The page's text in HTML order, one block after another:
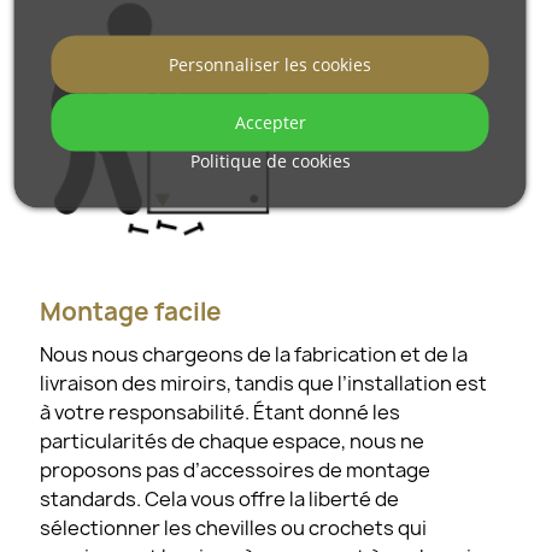
Montage facile
Nous nous chargeons de la fabrication et de la
livraison des miroirs, tandis que l’installation est
à votre responsabilité. Étant donné les
particularités de chaque espace, nous ne
proposons pas d’accessoires de montage
standards. Cela vous offre la liberté de
sélectionner les chevilles ou crochets qui
Politique de cookies
Personnaliser les cookies
Accepter